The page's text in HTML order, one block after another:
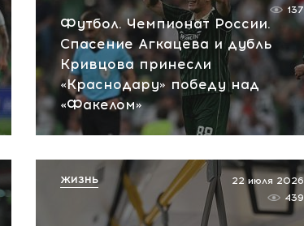
Футбол. Чемпионат России.
Спасение Агкацева и дубль
Кривцова принесли
«Краснодару» победу над
«Факелом»
137
22 июля 2026
439
ЖИЗНЬ